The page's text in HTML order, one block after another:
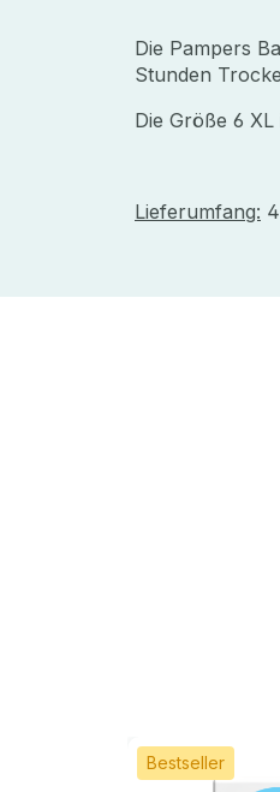
Die Pampers
Stunden
Die Größe 6
Lieferumfang:
Bestseller